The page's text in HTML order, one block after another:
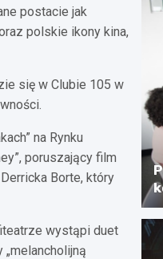
postacie jak
polskie ikony kina,
się w Clubie 105 w
na Rynku
poruszający film
Borte, który
wystąpi duet